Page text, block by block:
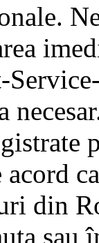
din
sau